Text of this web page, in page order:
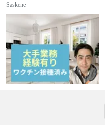
Saskene